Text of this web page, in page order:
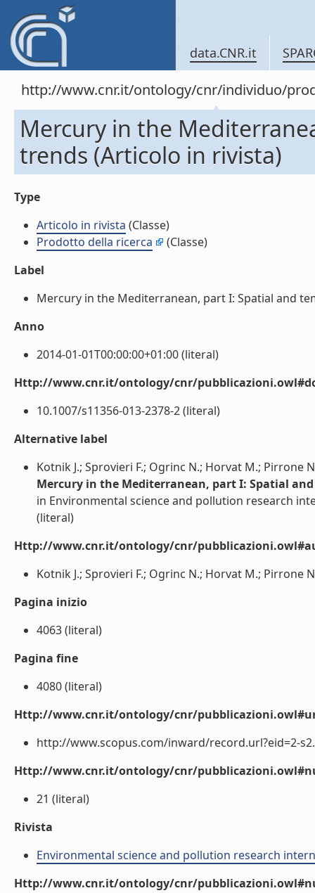
data.CNR.it
http://www.cnr.it/ontology/cnr/individuo/
Mercury in the
trends (Articolo in rivista)
Type
Articolo in rivista (Classe)
Prodotto della ricerca
(Classe)
Label
Mercury in the Mediterranean, part I: Spatial and
Anno
2014-01-01T00:00:00+01:00 (literal)
Http://www.cnr.it/ontology/cnr/
10.1007/s11356-013-2378-2 (literal)
Alternative label
Kotnik J.; Sprovieri F.; Ogrinc N.; Horvat M.; Pirrone
Mercury in the Mediterranean, part I: Spatial
in Environmental science and pollution research
(literal)
Http://www.cnr.it/ontology/cnr/
Kotnik J.; Sprovieri F.; Ogrinc N.; Horvat M.; Pirrone
Pagina inizio
4063 (literal)
Pagina fine
4080 (literal)
Http://www.cnr.it/ontology/cnr/
http://www.scopus.com/inward/record.url?eid=2-
Http://www.cnr.it/ontology/cnr/
21 (literal)
Rivista
Environmental science and pollution research
Http://www.cnr.it/ontology/cnr/